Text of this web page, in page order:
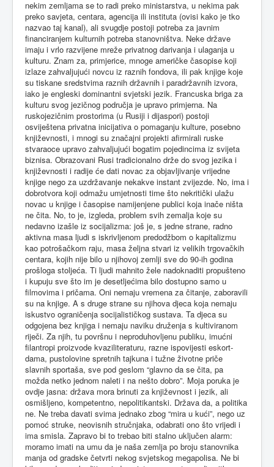
nekim zemljama se to radi preko ministarstva, u nekima pak
preko savjeta, centara, agencija ili instituta (ovisi kako je tko
nazvao taj kanal), ali svugdje postoji potreba za javnim
financiranjem kulturnih potreba stanovništva. Neke države
imaju i vrlo razvijene mreže privatnog darivanja i ulaganja u
kulturu. Znam za, primjerice, mnoge američke časopise koji
izlaze zahvaljujući novcu iz raznih fondova, ili pak knjige koje
su tiskane sredstvima raznih državnih i paradržavnih izvora,
iako je engleski dominantni svjetski jezik. Francuska briga za
kulturu svog jezičnog područja je upravo primjerna. Na
ruskojezičnim prostorima (u Rusiji i dijaspori) postoji
osviještena privatna inicijativa o pomaganju kulture, posebno
književnosti, i mnogi su značajni projekti afirmirali ruske
stvaraoce upravo zahvaljujući bogatim pojedincima iz svijeta
biznisa. Obrazovani Rusi tradicionalno drže do svog jezika i
književnosti i radije će dati novac za objavljivanje vrijedne
knjige nego za uzdržavanje nekakve instant zvijezde. No, ima i
dobrotvora koji odmažu umjetnosti time što nekritički ulažu
novac u knjige i časopise namijenjene publici koja inače ništa
ne čita. No, to je, izgleda, problem svih zemalja koje su
nedavno izašle iz socijalizma: još je, s jedne strane, radno
aktivna masa ljudi s iskrivljenom predodžbom o kapitalizmu
kao potrošačkom raju, masa željna stvari iz velikih trgovačkih
centara, kojih nije bilo u njihovoj zemlji sve do 90-ih godina
prošloga stoljeća. Ti ljudi mahnito žele nadoknaditi propušteno
i kupuju sve što im je desetljećima bilo dostupno samo u
filmovima i pričama. Oni nemaju vremena za čitanje, zaboravili
su na knjige. A s druge strane su njihova djeca koja nemaju
iskustvo ograničenja socijalističkog sustava. Ta djeca su
odgojena bez knjiga i nemaju naviku druženja s kultiviranom
riječi. Za njih, tu površnu i neproduhovljenu publiku, imućni
filantropi proizvode kvaziliteraturu, razne ispovijesti eskort-
dama, pustolovine spretnih tajkuna i tužne životne priče
slavnih sportaša, sve pod geslom “glavno da se čita, pa
možda netko jednom naleti i na nešto dobro”. Moja poruka je
ovdje jasna: država mora brinuti za književnost i jezik, ali
osmišljeno, kompetentno, nepolitikantski. Država da, a politika
ne. Ne treba davati svima jednako zbog “mira u kući”, nego uz
pomoć struke, neovisnih stručnjaka, odabrati ono što vrijedi i
ima smisla. Zapravo bi to trebao biti stalno uključen alarm:
moramo imati na umu da je naša zemlja po broju stanovnika
manja od gradske četvrti nekog svjetskog megapolisa. Ne bi